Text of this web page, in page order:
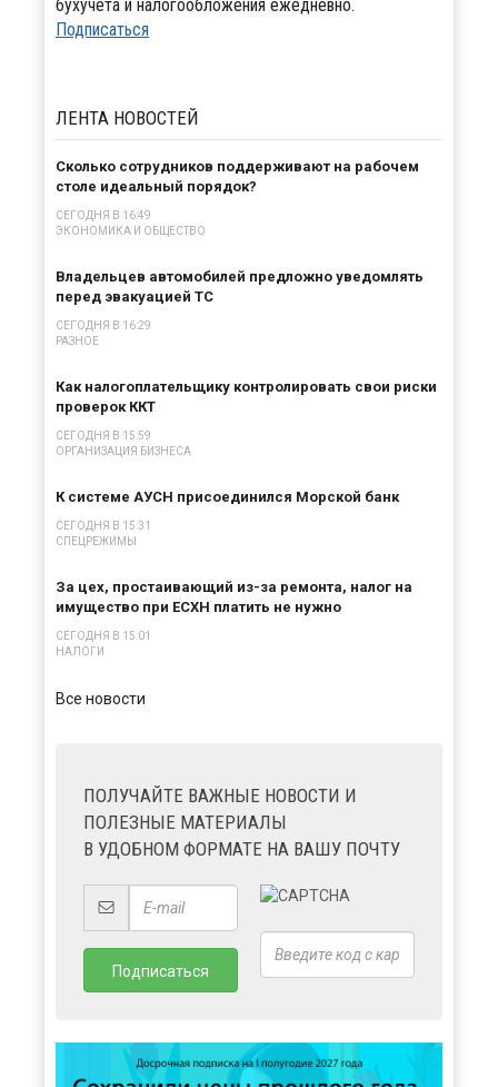
бухучета и налогообложения ежедневно.
Подписаться
ЛЕНТА НОВОСТЕЙ
Сколько сотрудников поддерживают на рабочем
столе идеальный порядок?
СЕГОДНЯ В 16:49
ЭКОНОМИКА И ОБЩЕСТВО
Владельцев автомобилей предложно уведомлять
перед эвакуацией ТС
СЕГОДНЯ В 16:29
РАЗНОЕ
Как налогоплательщику контролировать свои риски
проверок ККТ
СЕГОДНЯ В 15:59
ОРГАНИЗАЦИЯ БИЗНЕСА
К системе АУСН присоединился Морской банк
СЕГОДНЯ В 15:31
СПЕЦРЕЖИМЫ
За цех, простаивающий из-за ремонта, налог на
имущество при ЕСХН платить не нужно
СЕГОДНЯ В 15:01
НАЛОГИ
Все новости
ПОЛУЧАЙТЕ ВАЖНЫЕ НОВОСТИ И
ПОЛЕЗНЫЕ МАТЕРИАЛЫ
В УДОБНОМ ФОРМАТЕ НА ВАШУ ПОЧТУ